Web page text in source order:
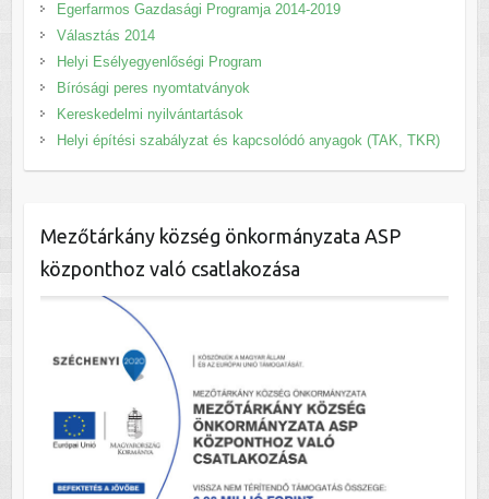
Egerfarmos Gazdasági Programja 2014-2019
Választás 2014
Helyi Esélyegyenlőségi Program
Bírósági peres nyomtatványok
Kereskedelmi nyilvántartások
Helyi építési szabályzat és kapcsolódó anyagok (TAK, TKR)
Mezőtárkány község önkormányzata ASP
központhoz való csatlakozása